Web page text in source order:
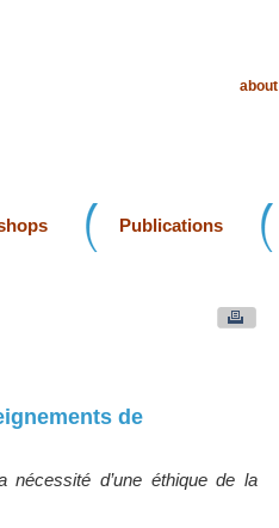
about
Publications
de
d’une éthique de la